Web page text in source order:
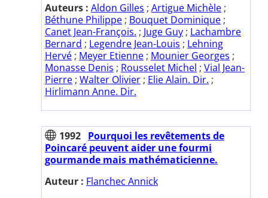
Auteurs : Aldon Gilles ; Artigue Michèle ;
Béthune Philippe ; Bouquet Dominique ;
Canet Jean-François. ; Juge Guy ; Lachambre
Bernard ; Legendre Jean-Louis ; Lehning
Hervé ; Meyer Etienne ; Mounier Georges ;
Monasse Denis ; Rousselet Michel ; Vial Jean-
Pierre ; Walter Olivier ; Elie Alain. Dir. ;
Hirlimann Anne. Dir.
1992 Pourquoi les revêtements de
Poincaré peuvent aider une fourmi
gourmande mais mathématicienne.
Auteur : Flanchec Annick